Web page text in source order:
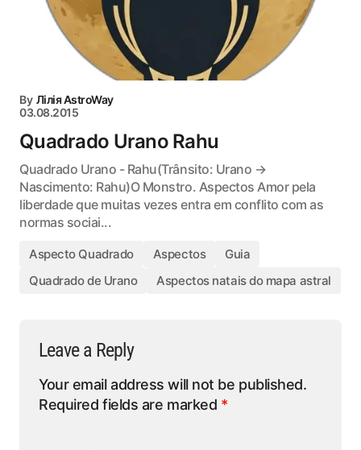
By Лілія AstroWay
03.08.2015
Quadrado Urano Rahu
Quadrado Urano - Rahu(Trânsito: Urano →
Nascimento: Rahu)O Monstro. Aspectos Amor pela
liberdade que muitas vezes entra em conflito com as
normas sociai...
Aspecto Quadrado Aspectos
Guia
Quadrado de Urano
Aspectos natais do mapa astral
Leave a Reply
Your email address will not be published.
Required fields are marked *